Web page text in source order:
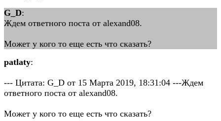
G_D:
Ждем ответного поста от alexand08.
Может у кого то еще есть что сказать?
patlaty:
--- Цитата: G_D от 15 Марта 2019, 18:31:04 ---Ждем
ответного поста от alexand08.
Может у кого то еще есть что сказать?